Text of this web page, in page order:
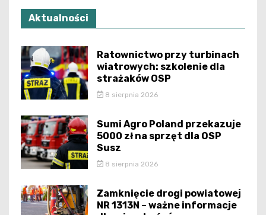
Aktualności
Ratownictwo przy turbinach
wiatrowych: szkolenie dla
strażaków OSP
8 sierpnia 2026
Sumi Agro Poland przekazuje
5000 zł na sprzęt dla OSP
Susz
8 sierpnia 2026
Zamknięcie drogi powiatowej
NR 1313N – ważne informacje